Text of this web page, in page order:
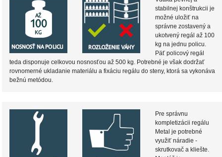
stabilnej konštrukcii je
možné uložiť na
správne zostavený a
ukotvený regál až 100
kg na jednu policu.
Päť policový regál
teda disponuje celkovou nosnosťou až 500 kg. Potrebné je však dodržať
rovnomerné ukladanie materiálu a fixáciu regálu do steny, ktorá sa vykonáva
bežnú metódou.
Pre správnu
kompletizácii regálu
Metal je potrebné
využiť náradie -
skrutkovač a kliešte.